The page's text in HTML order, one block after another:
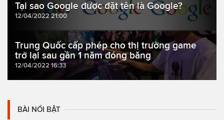
Tại sao Google được đặt tên là Google?
12/04/2022 21:00
Trung Quốc cấp phép cho thị trường game
trở lại sau gần 1 năm đóng băng
12/04/2022 16:33
BÀI NỔI BẬT